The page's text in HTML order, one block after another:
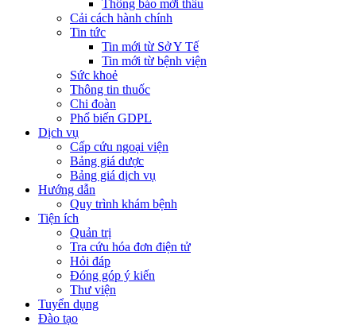
Thông báo mời thầu
Cải cách hành chính
Tin tức
Tin mới từ Sở Y Tế
Tin mới từ bệnh viện
Sức khoẻ
Thông tin thuốc
Chi đoàn
Phổ biến GDPL
Dịch vụ
Cấp cứu ngoại viện
Bảng giá dược
Bảng giá dịch vụ
Hướng dẫn
Quy trình khám bệnh
Tiện ích
Quản trị
Tra cứu hóa đơn điện tử
Hỏi đáp
Đóng góp ý kiến
Thư viện
Tuyển dụng
Đào tạo